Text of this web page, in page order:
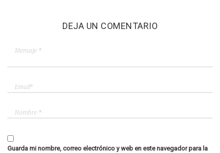
DEJA UN COMENTARIO
Guarda mi nombre, correo electrónico y web en este navegador para la